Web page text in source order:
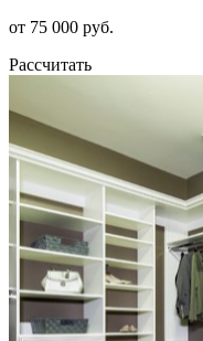
от 75 000 руб.
Рассчитать